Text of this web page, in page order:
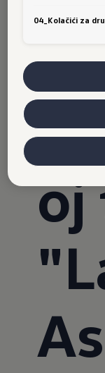
u
oj
04_Kolačići za